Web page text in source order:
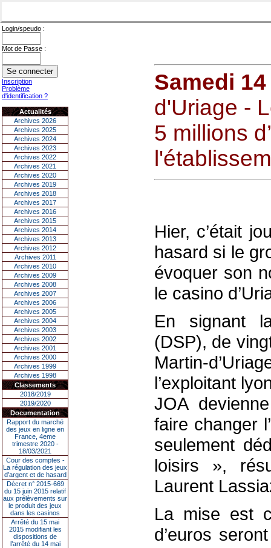
Login/speudo :
Mot de Passe :
Inscription
Problème
d'identification ?
Actualités
Archives 2026
Archives 2025
Archives 2024
Archives 2023
Archives 2022
Archives 2021
Archives 2020
Archives 2019
Archives 2018
Archives 2017
Archives 2016
Archives 2015
Archives 2014
Archives 2013
Archives 2012
Archives 2011
Archives 2010
Archives 2009
Archives 2008
Archives 2007
Archives 2006
Archives 2005
Archives 2004
Archives 2003
Archives 2002
Archives 2001
Archives 2000
Archives 1999
Archives 1998
Classements
2018/2019
2019/2020
Documentation
Rapport du marché
des jeux en ligne en
France, 4eme
trimestre 2020 -
18/03/2021
Cour des comptes -
La régulation des jeux
d’argent et de hasard
Décret n° 2015-669
du 15 juin 2015 relatif
aux prélèvements sur
le produit des jeux
dans les casinos
Arrêté du 15 mai
2015 modifiant les
dispositions de
l’arrêté du 14 mai
Samedi
d'Uriage -
5 millions
Hier, c’était
hasard si le
évoquer son
le casino
En signant
(DSP), de
Martin-
l’exploitant
JOA
faire changer
seulement
loisirs »,
Laurent
La mise est
d’euros